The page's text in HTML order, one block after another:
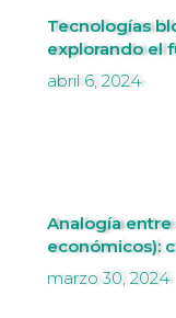
Tecnologías
explorando el
abril 6, 2024
Analogía
económicos):
marzo 30, 2024